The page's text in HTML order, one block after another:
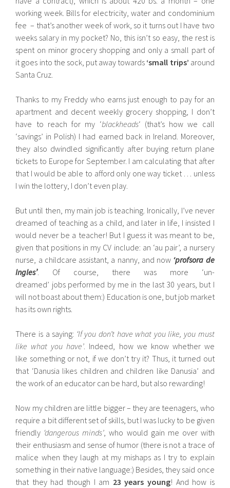
working week. Bills for electricity, water and condominium
fee – that’s another week of work, so it turns out I have two
weeks salary in my pocket? No, this isn’t so easy, the rest is
spent on minor grocery shopping and only a small part of
it goes into the sock, put away towards ‘small trips’ around
Santa Cruz.
Thanks to my Freddy who earns just enough to pay for an
apartment and decent weekly grocery shopping, I don’t
have to reach for my ‘blackheads‘ (that’s how we call
‘savings’ in Polish) I had earned back in Ireland. Moreover,
they also dwindled significantly after buying return plane
tickets to Europe for September. I am calculating that after
that I would be able to afford only one way ticket … unless
I win the lottery, I don’t even play.
But until then, my main job is teaching. Ironically, I’ve never
dreamed of teaching as a child, and later in life, I insisted I
would never be a teacher! But I guess it was meant to be,
given that positions in my CV include: an ‘au pair’, a nursery
nurse, a childcare assistant, a nanny, and now ‘profsora de
Ingles’. Of course, there was more ‘un-
dreamed’ jobs performed by me in the last 30 years, but I
will not boast about them:) Education is one, but job market
has its own rights.
There is a saying: ‘If you don’t have what you like, you must
like what you have’. Indeed, how we know whether we
like something or not, if we don’t try it? Thus, it turned out
that ‘Danusia likes children and children like Danusia’ and
the work of an educator can be hard, but also rewarding!
Now my children are little bigger – they are teenagers, who
require a bit different set of skills, but I was lucky to be given
friendly ‘dangerous minds’, who would gain me over with
their enthusiasm and sense of humor (there is not a trace of
malice when they laugh at my mishaps as I try to explain
something in their native language:) Besides, they said once
that they had though I am 23 years young! And how is